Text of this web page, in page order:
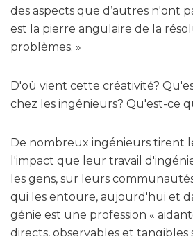
des aspects que d’autres n'ont
est la pierre angulaire de la
problèmes. »
D'où vient cette créativité?
chez les ingénieurs? Qu'est-ce
De nombreux ingénieurs tirent
l'impact que leur travail
les gens, sur leurs
qui les entoure, aujourd'hui et
génie est une profession «
directs, observables et tangibles